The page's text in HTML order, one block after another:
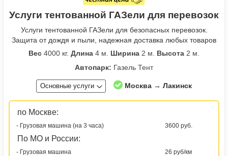
Услуги тентованной ГАЗели для перевозок
Услуги тентованной ГАЗели для безопасных перевозок.
Защита от дождя и пыли, надежная доставка любых товаров
Вес 4000 кг. Длина 4 м. Ширина 2 м. Высота 2 м.
Автопарк: Газель Тент
Основные услуги Москва → Лакинск
по Москве:
- Грузовая машина (на 3 часа) 3600 руб.
По МО и России:
- Грузовая машина 26 руб/км